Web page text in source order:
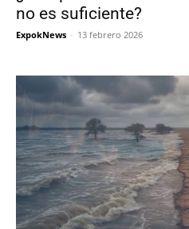
no es suficiente?
ExpokNews - 13 febrero 2026